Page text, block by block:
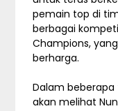
pemain top di
berbagai
Champions,
berharga.
Dalam
akan melihat